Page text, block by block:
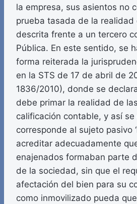
la empresa, sus asientos no
prueba tasada de la realidad
descrita frente a un tercero
Pública. En este sentido, se
forma reiterada la
en la STS de 17 de abril de
1836/2010), donde se
debe primar la realidad de
calificación contable, y así
corresponde al sujeto pasivo
acreditar adecuadamente
enajenados formaban parte
de la sociedad, sin que el
afectación del bien para su
como inmovilizado pueda